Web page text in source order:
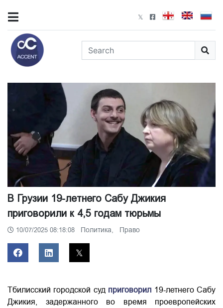
В Грузии 19-летнего Сабу Джикия
приговорили к 4,5 годам тюрьмы
10/07/2025 08:18:08 Политика, Право
Тбилисский городской суд приговорил 19-летнего Сабу
Джикия, задержанного во время проевропейских